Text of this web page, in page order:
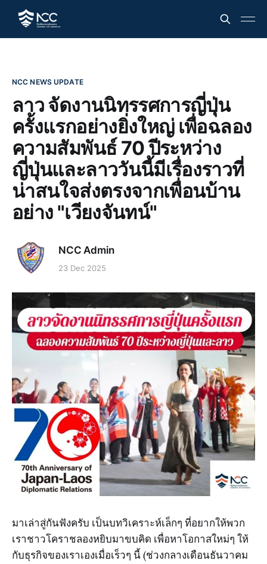
NCC NEWS UPDATE
ลาว จัดงานนิทรรศการญี่ปุ่น
ครั้งแรกอย่างยิ่งใหญ่ เพื่อฉลอง
ความสัมพันธ์ 70 ปีระหว่าง
ญี่ปุ่นและลาววันนี้มีเรื่องราวที่
น่าสนใจส่งตรงจากเพื่อนบ้าน
อย่าง "เวียงจันทน์"
NCC Admin
23 Dec 2025
มาเล่าสู่กันฟังครับ เป็นบทวิเคราะห์เล็กๆ ที่อยากให้พวก
เราชาวโคราชลองหยิบมาขบคิด เพื่อหาโอกาสใหม่ๆ ให้
กับธุรกิจของเราเอง​เมื่อเร็วๆ นี้ (ช่วงกลางเดือนธันวาคม